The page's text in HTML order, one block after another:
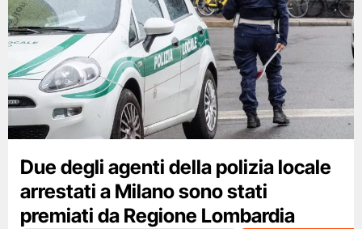
Due degli agenti della polizia locale
arrestati a Milano sono stati
premiati da Regione Lombardia